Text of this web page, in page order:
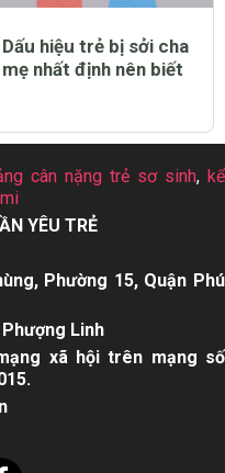
Dấu hiệu trẻ bị sởi cha
mẹ nhất định nên biết
cân nặng trẻ sơ sinh,kể
YÊU TRẺ
Phường 15, Quận Phú
Linh
xã hội trên mạng số